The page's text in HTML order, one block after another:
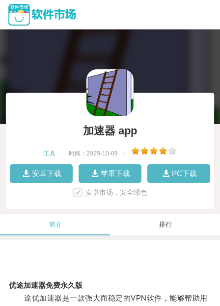
加速器 app
工具 时间：2025-10-09
安卓下载 苹果下载 PC下载
安卓市场，安全绿色
简介 排行
优途加速器免费永久版
途优加速器是一款强大而稳定的VPN软件，能够帮助用